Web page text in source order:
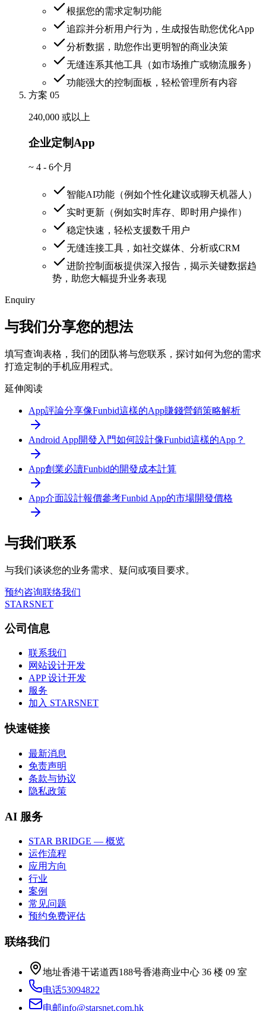
根据您的需求定制功能
追踪并分析用户行为，生成报告助您优化App
分析数据，助您作出更明智的商业决策
无缝连系其他工具（如市场推广或物流服务）
功能强大的控制面板，轻松管理所有内容
方案 05
240,000 或以上
企业定制App
~ 4 - 6个月
智能AI功能（例如个性化建议或聊天机器人）
实时更新（例如实时库存、即时用户操作）
稳定快速，轻松支援数千用户
无缝连接工具，如社交媒体、分析或CRM
进阶控制面板提供深入报告，揭示关键数据趋
势，助您大幅提升业务表现
Enquiry
与我们分享您的想法
填写查询表格，我们的团队将与您联系，探讨如何为您的需求
打造定制的手机应用程式。
延伸阅读
App評論分享像Funbid這樣的App賺錢營銷策略解析
Android App開發入門如何設計像Funbid這樣的App？
App創業必讀Funbid的開發成本計算
App介面設計報價參考Funbid App的市場開發價格
与我们联系
与我们谈谈您的业务需求、疑问或项目要求。
预约咨询联络我们
STARSNET
公司信息
联系我们
网站设计开发
APP 设计开发
服务
加入 STARSNET
快速链接
最新消息
免责声明
条款与协议
隐私政策
AI 服务
STAR BRIDGE — 概览
运作流程
应用方向
行业
案例
常见问题
预约免费评估
联络我们
地址香港干诺道西188号香港商业中心 36 楼 09 室
电话53094822
电邮info@starsnet.com.hk